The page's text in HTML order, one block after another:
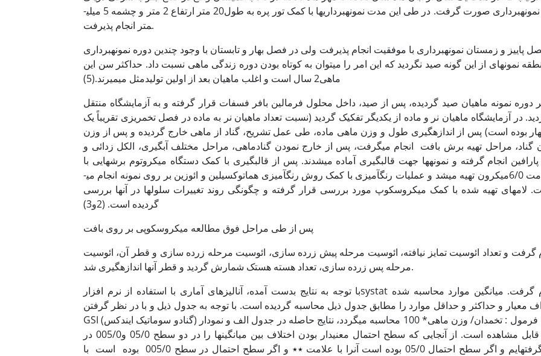
خزر نمونه­برداری صورت گرفت. در طی این مدت نمونه­برداری­ها با کمک تور پره به طول20 متر ارتفاع 2 متر و چشمه 5 میلی­
متر انجام پذیرفت.
پاییز و زمستان نمونه­برداری با موفقیت انجام پذیرفت ولی در فصل بهار و تابستان با وجود چندین دوره نمونه­برداری
نمونه­ای از این گونه صید نگردید که این امر را می­توان به کوتاه بودن دوره زندگی ماهی نسبت داد. حداکثر سن این
ماهی­2 سال است و اغلب ماهیان بعد از اولین تولیدمثل می­میرند.(5)
دوره نمونه ماهیان صید گردیده، پس از صید، داخل محلول فرمالین بافر فسفات قرار گرفته و به آزمایشگاه منتقل
در آزمایشگاه ماهیان نر و ماده از یکدیگر تفکیک گردید (نسبت تعداد ماهیان نر به ماده در فصل تخم­ریزی تقریباً یک
بوده است) پس از اندازه­گیری طول و وزن ماهی ماده، طی عمل تشریح، گناد از ماهی خارج گردیده و پس از وزن
گناد، مراحل تهیه برش بافت انجام می­گرفت، پس از خارج نمودن گناد­ماهی، مراحل مختلف آبگیری، الکل زدائی و
پارافین انجام گرفته و نمونه­ها جهت قالب­گیری آماده می­شدند. پس از قالب­گیری با کمک دستگاه میکروتوم برش­هایی با
ضخامت 6/0میکرون تهیه می­شد و عملیات رنگ­آمیزی با کمک روش رنگ­آمیزی هماتوکسیلین و ائوزین بر روی نمونه انجام می­
لام­های تهیه شده با کمک میکروسکوپ مورد بررسی قرار گرفته و چگونگی روند تغییرات سلول­ها در آنها بررسی
گردیده است. (2و3)
پس از طی مراحل فوق مطالعه میکروسکوپی بر روی بافت
گرفت و تعداد ائوسیت تمایز نیافته، ائوسیت مرحله پیش زرده سازی، ائوسیت مرحله زرده سازی و قطر آن، ائوسیت
مرحله پس زرده سازی، تعداد هسته هستک شمارش گردید و قطر آنها اندازه­گیری شد.
با توجه به نتایج بدست آمده، آنالیزهای آماری با استفاده از نرم افزارsystat انجام گرفت. میانگین موارد محاسبه شده
معیار و حداکثر و حداقل موارد را مطابق جدول ذیل محاسبه گردیده است. با توجه به جدول ذیل و با در نظر گرفتن
GSI (گنادو سوماتیک ایندکس) که با فرمول : تخمدان/ وزن ماهی* 100 محاسبه می­گردد، نتایج حاصله در جدول الف و نمودار
الف قابل مشاهده است. از آنجایی که سطح احتمال معنی­دار بودن اختلاف بین میانگین­ها را در دو سطح 05/0 و005/0 در
نظرگرفته­ایم و اگر سطح احتمال 05/0 بوده است آنرا با علامت ٭٭ و اگر سطح احتمال در سطح 005/0 بوده است با